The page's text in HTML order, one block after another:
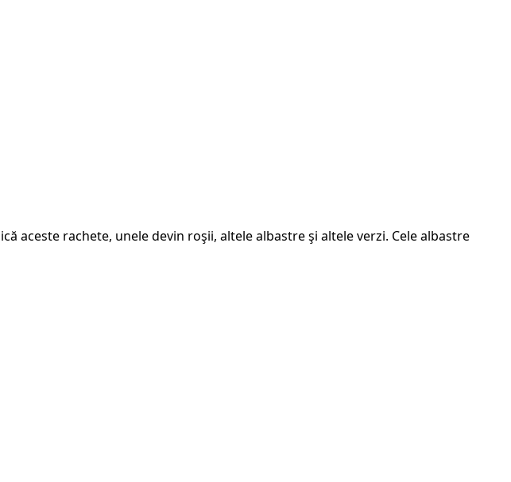
aceste rachete, unele devin roşii, altele albastre şi altele verzi. Cele albastre